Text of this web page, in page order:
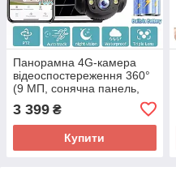
Панорамна 4G-камера
відеоспостереження 360°
(9 МП, сонячна панель,
знімання)
3 399 ₴
Купити